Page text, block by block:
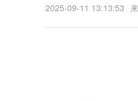
2025-09-11 13:13:53